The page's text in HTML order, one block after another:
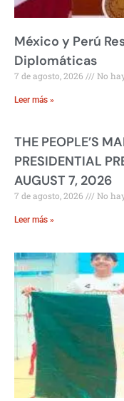
México y Perú
Diplomáticas
7 de agosto, 2026 No
Leer más »
THE PEOPLE’S
PRESIDENTIAL
AUGUST 7, 2026
7 de agosto, 2026 No
Leer más »